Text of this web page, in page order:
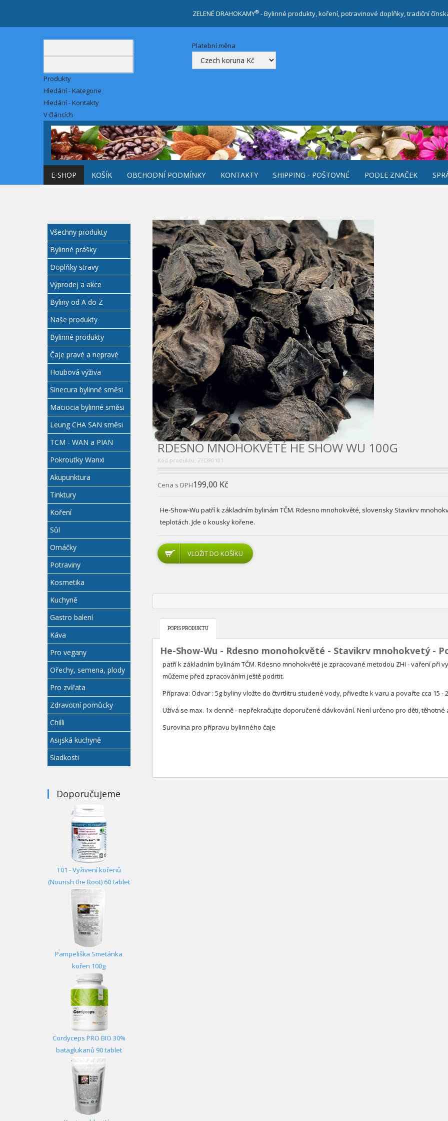
ZELENÉ DRAHOKAMY® - Bylinné produkty, koření, potravinové doplňky, tradiční
Produkty
Hledání - Kategorie
Hledání - Kontakty
V článcích
Platební měna
E-SHOP KOŠÍK OBCHODNÍ PODMÍNKY KONTAKTY SHIPPING - POŠTOVNÉ PODLE ZNAČEK
Všechny produkty
Bylinné prášky
Doplňky stravy
Výprodej a akce
Byliny od A do Z
Naše produkty
Bylinné produkty
Čaje pravé a nepravé
Houbová výživa
Sinecura bylinné směsi
Maciocia bylinné směsi
Leung CHA SAN směsi
TCM - WAN a PIAN
Pokroutky Wanxi
Akupunktura
Tinktury
Koření
Sůl
Omáčky
Potraviny
Kosmetika
Kuchyně
Gastro balení
Káva
Pro vegany
Ořechy, semena, plody
Pro zvířata
Zdravotní pomůcky
Chilli
Asijská kuchyně
Sladkosti
Doporučujeme
T01 - Vyživení kořenů
(Nourish the Root) 60 tablet
Pampeliška Smetánka
kořen 100g
Cordyceps PRO BIO 30%
bataglukanů 90 tablet
RDESNO MNOHOKVĚTÉ HE SHOW WU 100G
Kód produktu: ZEDR0101
Cena s DPH199,00 Kč
He-Show-Wu patří k základním bylinám TČM. Rdesno mnohokvěté, slovensky Stavikrv
teplotách. Jde o kousky kořene.
POPIS PRODUKTU
He-Show-Wu - Rdesno monohokvěté - Stavikrv mnohokvetý -
patří k základním bylinám TČM. Rdesno mnohokvěté je zpracované metodou ZHI - vaření při
můžeme před zpracováním ještě podrtit.
Příprava: Odvar : 5g byliny vložte do čtvrtlitru studené vody, přiveďte k varu a povařte cca 15 -
Užívá se max. 1x denně - nepřekračujte doporučené dávkování. Není určeno pro děti, těhotné
Surovina pro přípravu bylinného čaje